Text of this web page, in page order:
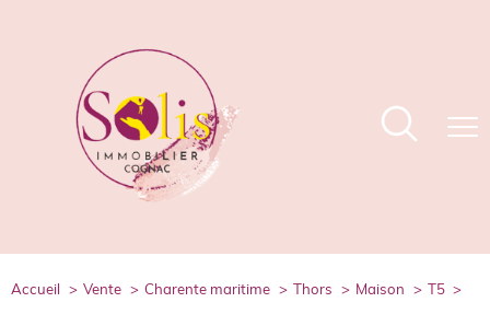
accueil vente charente maritime thors maison t5